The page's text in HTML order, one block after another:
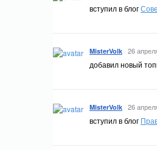
вступил в блог
MisterVolk · 26
добавил новый
MisterVolk · 26
вступил в блог